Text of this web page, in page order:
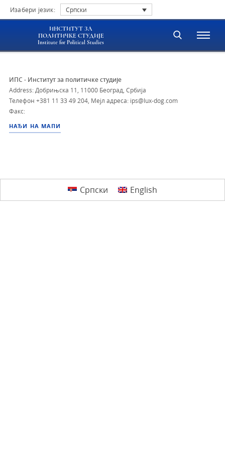
Изабери језик: Српски
ИНСТИТУТ ЗА
ПОЛИТИЧКЕ СТУДИЈЕ
Institute for Political Studies
ИПС - Институт за политичке студије
Address: Добрињска 11, 11000 Београд, Србија
Телефон +381 11 33 49 204 Мејл адреса: ips@lux-dog.com
Факс:
НАЂИ НА МАПИ
Српски English